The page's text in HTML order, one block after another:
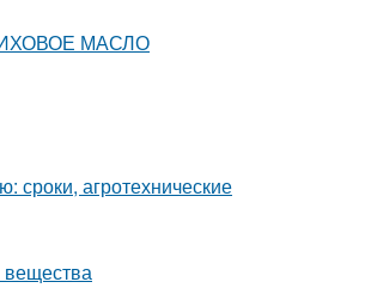
МАСЛО
сроки, агротехнические
вещества